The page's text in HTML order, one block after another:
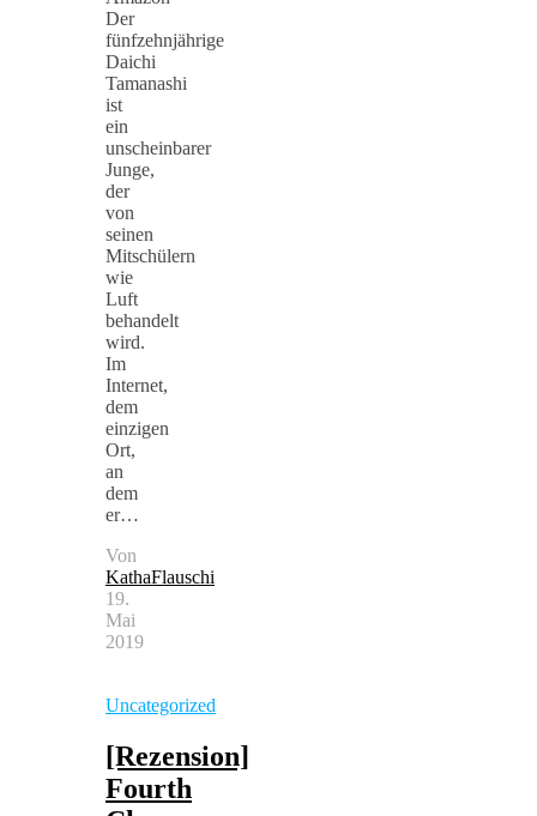
Der
fünfzehnjährige
Daichi
Tamanashi
ist
ein
unscheinbarer
Junge,
der
von
seinen
Mitschülern
wie
Luft
behandelt
wird.
Im
Internet,
dem
einzigen
Ort,
an
dem
er…
Von
KathaFlauschi
19.
Mai
2019
Uncategorized
[Rezension]
Fourth